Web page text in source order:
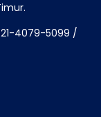
4079-5099 /